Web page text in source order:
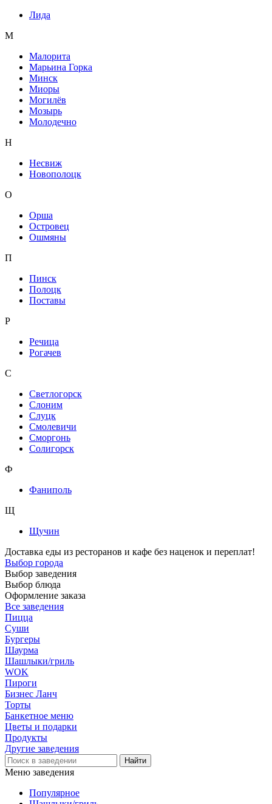
Лида
М
Малорита
Марьина Горка
Минск
Миоры
Могилёв
Мозырь
Молодечно
Н
Несвиж
Новополоцк
О
Орша
Островец
Ошмяны
П
Пинск
Полоцк
Поставы
Р
Речица
Рогачев
С
Светлогорск
Слоним
Слуцк
Смолевичи
Сморгонь
Солигорск
Ф
Фаниполь
Щ
Щучин
Доставка еды из ресторанов и кафе без наценок и переплат!
Выбор города
Выбор заведения
Выбор блюда
Оформление заказа
Все заведения
Пицца
Суши
Бургеры
Шаурма
Шашлыки/гриль
WOK
Пироги
Бизнес Ланч
Торты
Банкетное меню
Цветы и подарки
Продукты
Другие заведения
Меню заведения
Популярное